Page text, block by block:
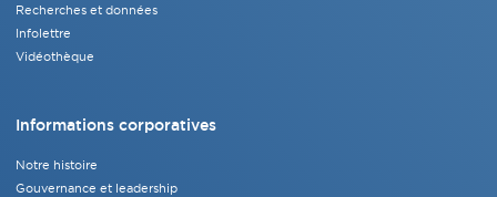
Recherches et données
Infolettre
Vidéothèque
Informations corporatives
Notre histoire
Gouvernance et leadership